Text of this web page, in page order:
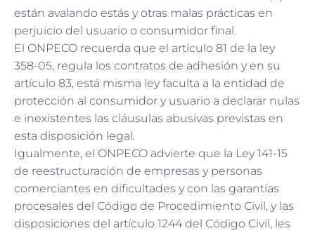
están avalando estás y otras malas prácticas en
perjuicio del usuario o consumidor final.
El ONPECO recuerda que el artículo 81 de la ley
358-05, regula los contratos de adhesión y en su
artículo 83, está misma ley faculta a la entidad de
protección al consumidor y usuario a declarar nulas
e inexistentes las cláusulas abusivas previstas en
esta disposición legal.
Igualmente, el ONPECO advierte que la Ley 141-15
de reestructuración de empresas y personas
comerciantes en dificultades y con las garantías
procesales del Código de Procedimiento Civil, y las
disposiciones del artículo 1244 del Código Civil, les